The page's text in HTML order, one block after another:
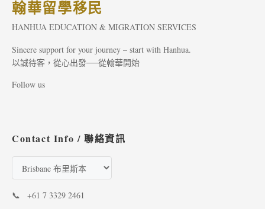
翰華留學移民
HANHUA EDUCATION & MIGRATION SERVICES
Sincere support for your journey – start with Hanhua.
以誠待客，從心出發──從翰華開始
Follow us
Contact Info / 聯絡資訊
📞
+61 7 3329 2461